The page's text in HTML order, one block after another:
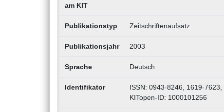
am KIT
Publikationstyp Zeitschriftenaufsatz
Publikationsjahr 2003
Sprache Deutsch
Identifikator
ISSN: 0943-8246, 1619-
KITopen-ID: 1000101256